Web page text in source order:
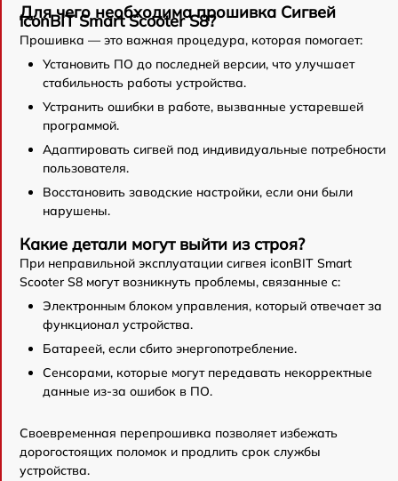
Для чего необходима прошивка Сигвей
iconBIT Smart Scooter S8?
Прошивка — это важная процедура, которая помогает:
Установить ПО до последней версии, что улучшает
стабильность работы устройства.
Устранить ошибки в работе, вызванные устаревшей
программой.
Адаптировать сигвей под индивидуальные потребности
пользователя.
Восстановить заводские настройки, если они были
нарушены.
Какие детали могут выйти из строя?
При неправильной эксплуатации сигвея iconBIT Smart
Scooter S8 могут возникнуть проблемы, связанные с:
Электронным блоком управления, который отвечает за
функционал устройства.
Батареей, если сбито энергопотребление.
Сенсорами, которые могут передавать некорректные
данные из-за ошибок в ПО.
Своевременная перепрошивка позволяет избежать
дорогостоящих поломок и продлить срок службы
устройства.